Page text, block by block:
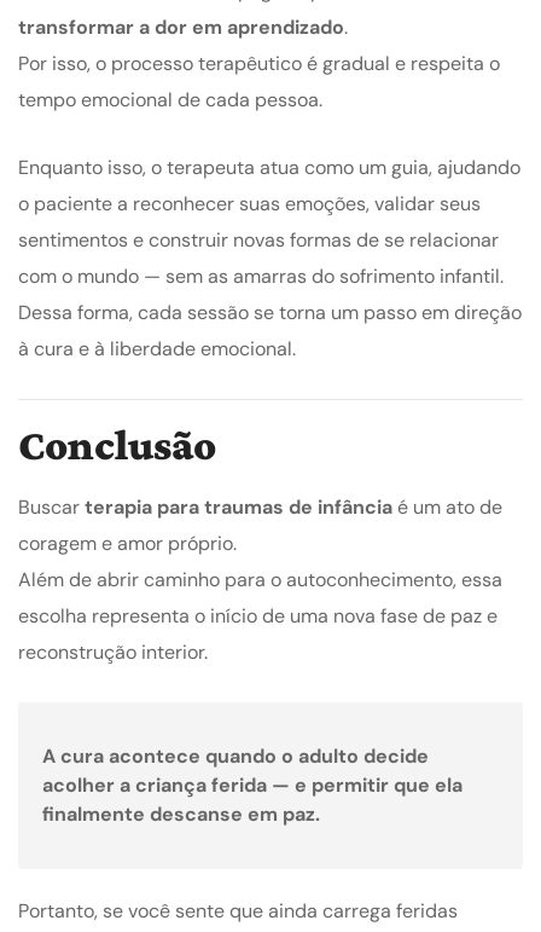
transformar a dor em aprendizado.
Por isso, o processo terapêutico é gradual e respeita o
tempo emocional de cada pessoa.
Enquanto isso, o terapeuta atua como um guia, ajudando
o paciente a reconhecer suas emoções, validar seus
sentimentos e construir novas formas de se relacionar
com o mundo — sem as amarras do sofrimento infantil.
Dessa forma, cada sessão se torna um passo em direção
à cura e à liberdade emocional.
Conclusão
Buscarterapia para traumas de infânciaé um ato de
coragem e amor próprio.
Além de abrir caminho para o autoconhecimento, essa
escolha representa o início de uma nova fase de paz e
reconstrução interior.
A cura acontece quando o adulto decide
acolher a criança ferida — e permitir que ela
finalmente descanse em paz.
Portanto, se você sente que ainda carrega feridas